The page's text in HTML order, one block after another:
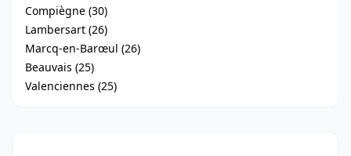
Compiègne (30)
Lambersart (26)
Marcq-en-Barœul (26)
Beauvais (25)
Valenciennes (25)